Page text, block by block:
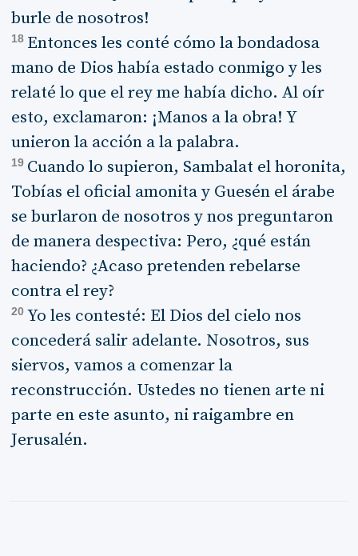
burle de nosotros!
18 Entonces les conté cómo la bondadosa
mano de Dios había estado conmigo y les
relaté lo que el rey me había dicho. Al oír
esto, exclamaron: ¡Manos a la obra! Y
unieron la acción a la palabra.
19 Cuando lo supieron, Sambalat el horonita,
Tobías el oficial amonita y Guesén el árabe
se burlaron de nosotros y nos preguntaron
de manera despectiva: Pero, ¿qué están
haciendo? ¿Acaso pretenden rebelarse
contra el rey?
20 Yo les contesté: El Dios del cielo nos
concederá salir adelante. Nosotros, sus
siervos, vamos a comenzar la
reconstrucción. Ustedes no tienen arte ni
parte en este asunto, ni raigambre en
Jerusalén.